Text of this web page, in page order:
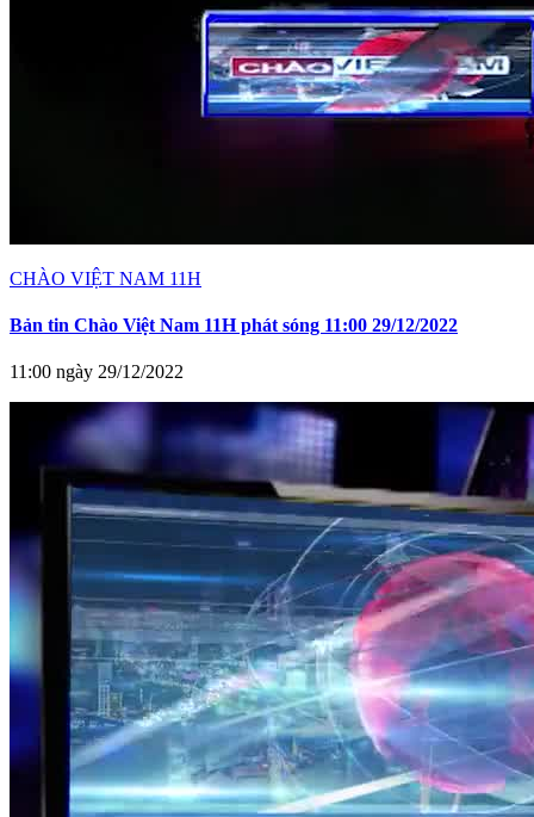
CHÀO VIỆT NAM 11H
Bản tin Chào Việt Nam 11H phát sóng 11:00 29/12/2022
11:00 ngày 29/12/2022